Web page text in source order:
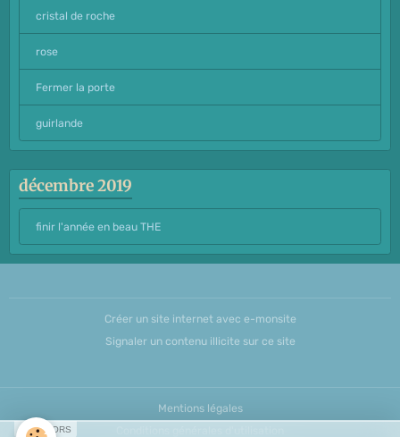
cristal de roche
rose
Fermer la porte
guirlande
décembre 2019
finir l'année en beau THE
Créer un site internet avec e-monsite
Signaler un contenu illicite sur ce site
Mentions légales
SPONSORS